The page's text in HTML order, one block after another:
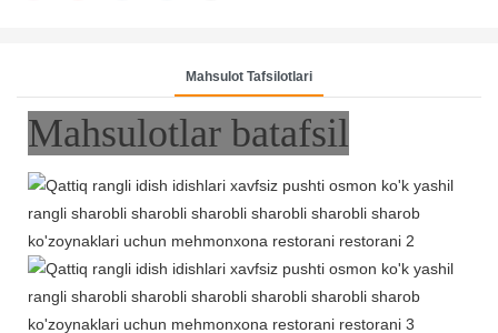
Mahsulot Tafsilotlari
Mahsulotlar batafsil